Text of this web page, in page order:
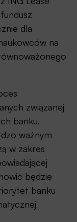
dla
na
związanej
banku.
ważnym
w zakres
będzie
banku